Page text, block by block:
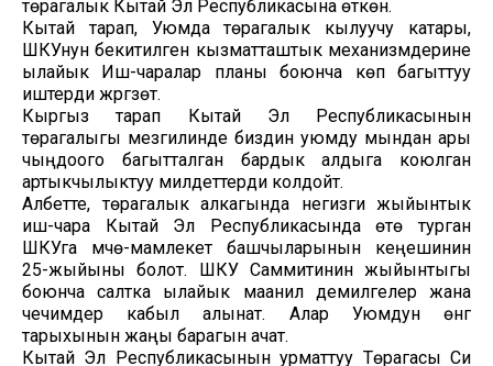
төрагалык Кытай Эл Республикасына өткөн.
Кытай тарап, Уюмда төрагалык кылуучу катары,
ШКУнун бекитилген кызматташтык механизмдерине
ылайык Иш-чаралар планы боюнча көп багыттуу
иштерди жүргүзөт.
Кыргыз тарап Кытай Эл Республикасынын
төрагалыгы мезгилинде биздин уюмду мындан ары
чыңдоого багытталган бардык алдыга коюлган
артыкчылыктуу милдеттерди колдойт.
Албетте, төрагалык алкагында негизги жыйынтык
иш-чара Кытай Эл Республикасында өтө турган
ШКУга мүчө-мамлекет башчыларынын кеңешинин
25-жыйыны болот. ШКУ Саммитинин жыйынтыгы
боюнча салтка ылайык маанилүү демилгелер жана
чечимдер кабыл алынат. Алар Уюмдун өнүгүү
тарыхынын жаңы барагын ачат.
Кытай Эл Республикасынын урматтуу Төрагасы Си